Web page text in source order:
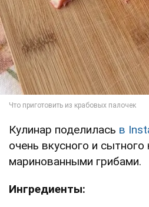
Кулинар поделилась в
очень вкусного и
маринованными грибами.
Ингредиенты: